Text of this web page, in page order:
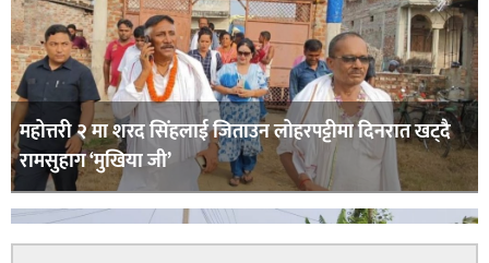
महोत्तरी २ मा शरद सिंहलाई जिताउन लोहरपट्टीमा दिनरात खट्दै
रामसुहाग ‘मुखिया जी’